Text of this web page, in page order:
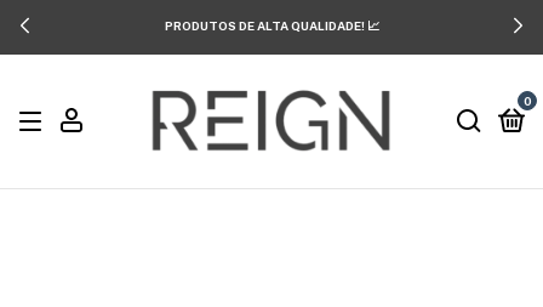
PRODUTOS DE ALTA QUALIDADE! 📈
0